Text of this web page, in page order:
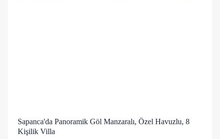
Sapanca'da Panoramik Göl Manzaralı, Özel Havuzlu, 8
Kişilik Villa